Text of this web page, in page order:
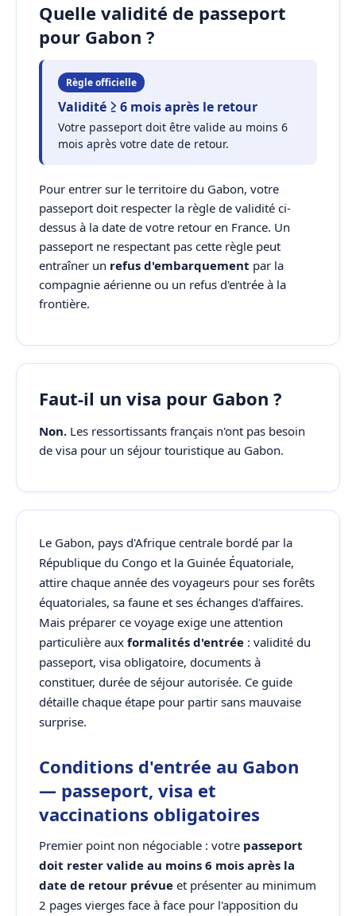
Quelle validité de passeport
pour Gabon ?
Règle officielle
Validité ≥ 6 mois après le retour
Votre passeport doit être valide au moins 6
mois après votre date de retour.
Pour entrer sur le territoire du Gabon, votre
passeport doit respecter la règle de validité ci-
dessus à la date de votre retour en France. Un
passeport ne respectant pas cette règle peut
entraîner un refus d'embarquement par la
compagnie aérienne ou un refus d'entrée à la
frontière.
Faut-il un visa pour Gabon ?
Non. Les ressortissants français n'ont pas besoin
de visa pour un séjour touristique au Gabon.
Le Gabon, pays d'Afrique centrale bordé par la
République du Congo et la Guinée Équatoriale,
attire chaque année des voyageurs pour ses forêts
équatoriales, sa faune et ses échanges d'affaires.
Mais préparer ce voyage exige une attention
particulière aux formalités d'entrée : validité du
passeport, visa obligatoire, documents à
constituer, durée de séjour autorisée. Ce guide
détaille chaque étape pour partir sans mauvaise
surprise.
Conditions d'entrée au Gabon
— passeport, visa et
vaccinations obligatoires
Premier point non négociable : votre passeport
doit rester valide au moins 6 mois après la
date de retour prévue et présenter au minimum
2 pages vierges face à face pour l'apposition du